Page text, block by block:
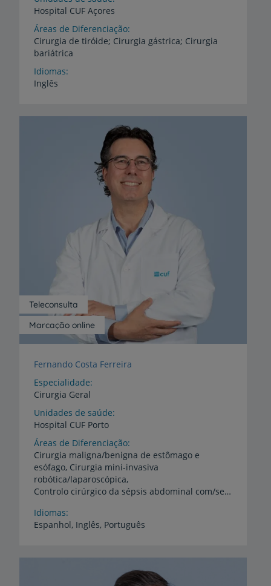
Hospital CUF Açores
Áreas de Diferenciação
Cirurgia de tiróide; Cirurgia gástrica; Cirurgia
bariátrica
Idiomas
Inglês
Marcação online
Teleconsulta
Fernando Costa Ferreira
Especialidade
Cirurgia Geral
Unidades de saúde
Hospital CUF Porto
Áreas de Diferenciação
Cirurgia maligna/benigna de estômago e
esófago, Cirurgia mini-invasiva
robótica/laparoscópica,
Controlo cirúrgico da sépsis abdominal com/sem fístulas intestinais, Cura de hérnias abdominais e inguinais complexas/simples baseado em reparação tecidular com/sem reforço protésico, Tratamento com cirurgia e/ou laser de quistos sacrococcigeos com/sem fístulas, Tratamento de hemorroidas com cirurgia e/ou laser associado a bloqueio anestésico local prolongado contra a dor pós-operatória
Idiomas
Espanhol, Inglês, Português